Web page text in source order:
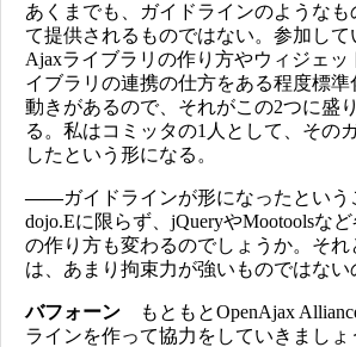
あくまでも、ガイドラインのような
て提供されるものではない。参加し
Ajaxライブラリの作り方やウィジェッ
イブラリの連携の仕方をある程度標準
動きがあるので、それがこの2つに盛
る。私はコミッタの1人として、その
したという形になる。
――ガイドラインが形になったという
dojo.Eに限らず、jQueryやMootoolsな
の作り方も変わるのでしょうか。そ
は、あまり拘束力が強いものではない
バフォーン もともとOpenAjax
ラインを作って協力をしていきまし